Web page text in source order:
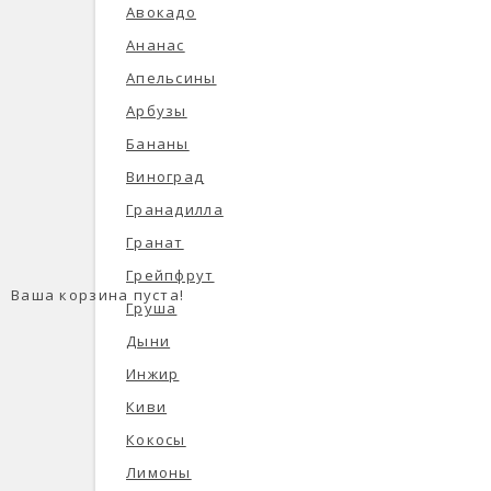
Ваша корзина пуста!
Авокадо
Ананас
Апельсины
Арбузы
Бананы
Виноград
Гранадилла
Гранат
Грейпфрут
Груша
Дыни
Инжир
Киви
Кокосы
Лимоны